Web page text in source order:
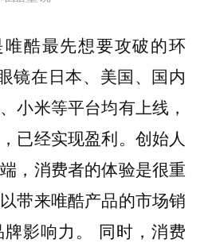
酷最先想要攻破的环
镜在日本、美国、国内
小米等平台均有上线，
已经实现盈利。 创始人
，消费者的体验是很重
带来唯酷产品的市场销
影响力 。 同时，消费